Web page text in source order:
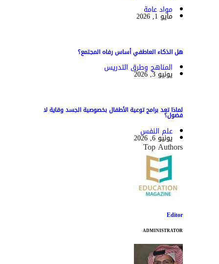
مواد عامة
مايو 1, 2026
هل الذكاء العاطفي أساس رفاه المجتمع؟
المناهج وطرق التدريس
يونيو 3, 2026
لماذا تعد برامج توعية الأطفال بخصوصية الجسد وقاية لا
فضول؟
علم النفس
يونيو 6, 2026
Top Authors
Editor
ADMINISTRATOR